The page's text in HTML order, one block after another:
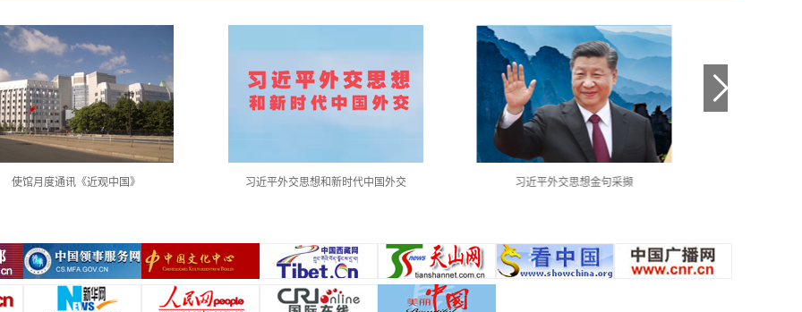
使馆月度通讯《近观中国》 习近平外交思想和新时代中国外交 习近平外交思想金句采撷